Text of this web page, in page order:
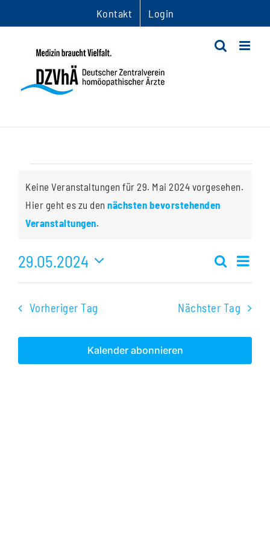
Inhalt
Kontakt Login
Veranstaltungen
für
Mai
Hinweis
Keine Veranstaltungen für 29. Mai 2024 vorgesehen.
Hier geht es zu den nächsten bevorstehenden
Veranstaltungen.
und
Suche
Tag
29.05.2024
Datum
Vorheriger Tag Nächster Tag
Kalender abonnieren